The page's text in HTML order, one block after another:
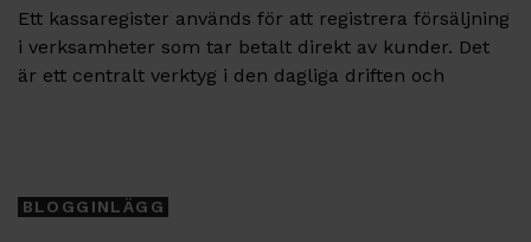
Ett kassaregister används för att registrera försäljning
i verksamheter som tar betalt direkt av kunder. Det
är ett centralt verktyg i den dagliga driften och
BLOGGINLÄGG